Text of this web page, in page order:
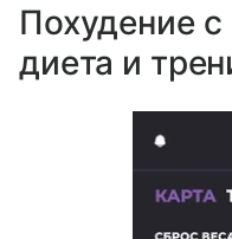
Похудение
диета и